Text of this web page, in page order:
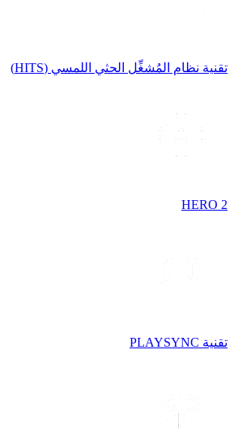
تقنية نظام المُشغِّل الحثي اللمسي (HITS)
HERO 2
تقنية PLAYSYNC